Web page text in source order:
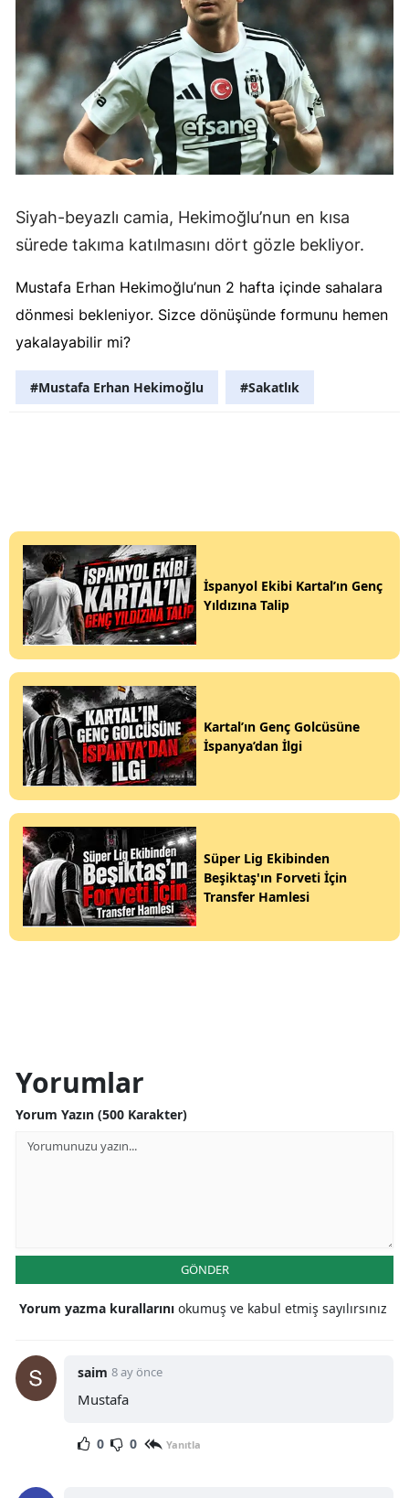
Siyah-beyazlı camia, Hekimoğlu’nun en kısa
sürede takıma katılmasını dört gözle bekliyor.
Mustafa Erhan Hekimoğlu’nun 2 hafta içinde sahalara
dönmesi bekleniyor. Sizce dönüşünde formunu hemen
yakalayabilir mi?
#Mustafa Erhan Hekimoğlu #Sakatlık
İspanyol Ekibi Kartal’ın Genç
Yıldızına Talip
Kartal’ın Genç Golcüsüne
İspanya’dan İlgi
Süper Lig Ekibinden
Beşiktaş'ın Forveti İçin
Transfer Hamlesi
Yorumlar
Yorum Yazın (500 Karakter)
GÖNDER
Yorum yazma kurallarını okumuş ve kabul etmiş sayılırsınız
saim 8 ay önce
Mustafa
0 0 Yanıtla